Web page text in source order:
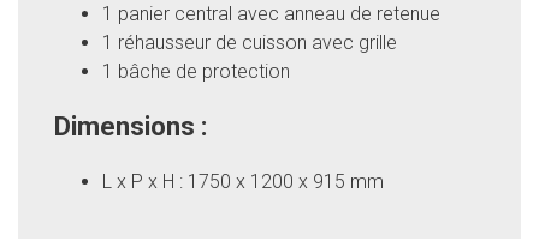
1 panier central avec anneau de retenue
1 réhausseur de cuisson avec grille
1 bâche de protection
Dimensions :
L x P x H : 1750 x 1200 x 915 mm